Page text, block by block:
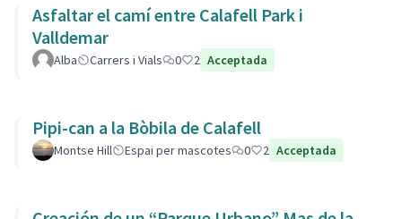
Asfaltar el camí entre Calafell Park i
Valldemar
Alba Carrers i Vials 0 2 Acceptada
Pipi-can a la Bòbila de Calafell
Montse Hill Espai per mascotes 0 2 Acceptada